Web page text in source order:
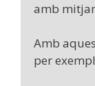
amb
Amb
per